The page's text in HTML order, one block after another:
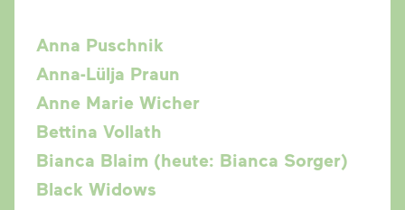
Anna Puschnik
Anna-Lülja Praun
Anne Marie Wicher
Bettina Vollath
Bianca Blaim (heute: Bianca Sorger)
Black Widows